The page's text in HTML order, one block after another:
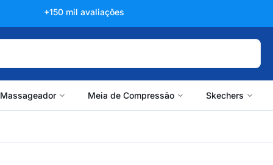
+150 mil avaliações
Massageador Meia de Compressão Skechers